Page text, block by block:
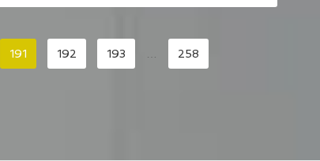
191 192 193 258